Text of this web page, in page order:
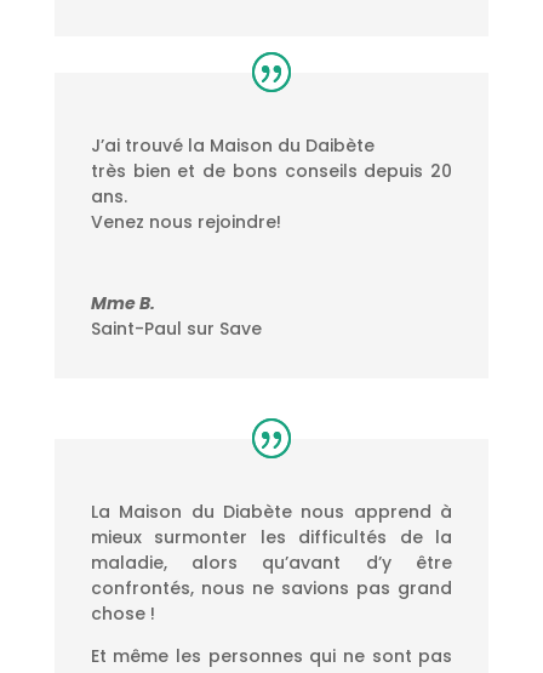
J’ai trouvé la Maison du Daibète
très bien et de bons conseils depuis 20
ans.
Venez nous rejoindre!
Mme B.
Saint-Paul sur Save
La Maison du Diabète nous apprend à
mieux surmonter les difficultés de la
maladie, alors qu’avant d’y être
confrontés, nous ne savions pas grand
chose !
Et même les personnes qui ne sont pas